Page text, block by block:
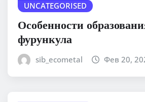
UNCATEGORISED
Особенности
фурункула
sib_ecometal Фев 20,